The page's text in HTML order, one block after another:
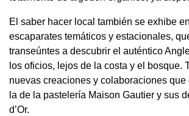
El saber hacer local también se exhibe
escaparates temáticos y estacionales,
transeúntes a descubrir el auténtico
los oficios, lejos de la costa y el bosque.
nuevas creaciones y colaboraciones que
la de la pastelería Maison Gautier y sus
d’Or.